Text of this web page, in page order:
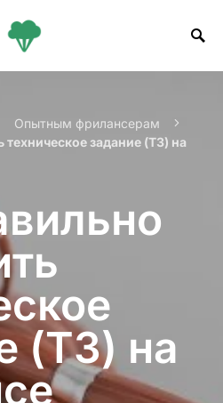
Опытным фрилансерам
задание (ТЗ) на
(ТЗ) на